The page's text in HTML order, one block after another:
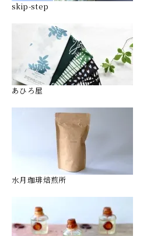
skip-step
あひろ屋
水月珈琲焙煎所